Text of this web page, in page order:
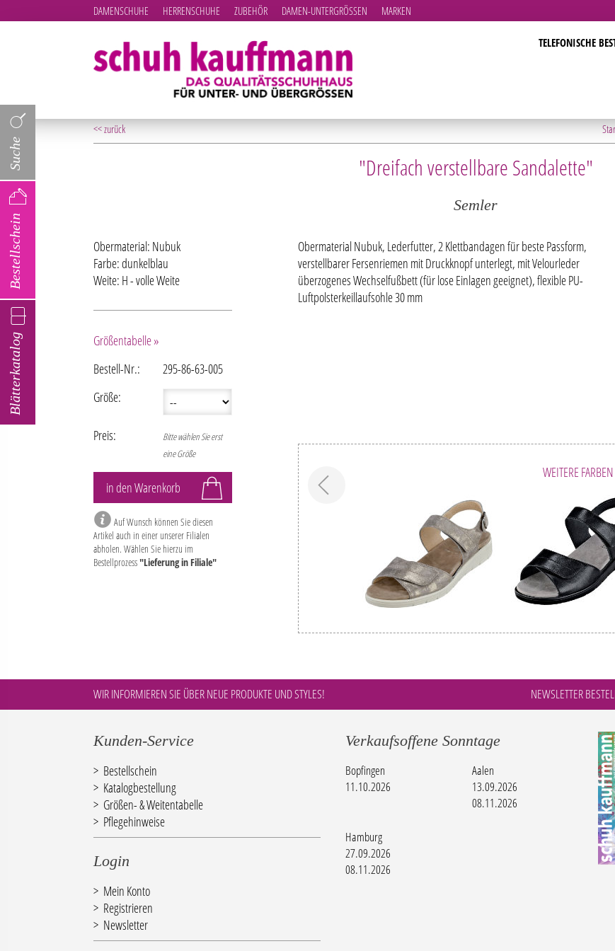
Blätterkatalog
Bestellschein
Suche
DAMENSCHUHE HERRENSCHUHE ZUBEHÖR DAMEN-UNTERGRÖSSEN
MARKEN
TELEFONISCHE
<< zurück
"Dreifach verstellbare Sandalette"
Semler
Obermaterial Nubuk, Lederfutter, 2 Klettbandagen für beste Passform,
verstellbarer Fersenriemen mit Druckknopf unterlegt, mit Velourleder
überzogenes Wechselfußbett (für lose Einlagen geeignet), flexible PU-
Luftpolsterkeillaufsohle 30 mm
WEITERE FARBEN
Obermaterial: Nubuk
Farbe: dunkelblau
Weite: H - volle Weite
Größentabelle »
Bestell-Nr.:
295-86-63-005
Größe:
Preis:
Bitte wählen Sie erst
eine Größe
Auf Wunsch können Sie diesen
Artikel auch in einer unserer Filialen
abholen. Wählen Sie hierzu im
Bestellprozess"Lieferung in Filiale"
WIR INFORMIEREN SIE ÜBER NEUE PRODUKTE UND STYLES! NEWSLETTER
Kunden-Service
Bestellschein
Katalogbestellung
Größen- & Weitentabelle
Pflegehinweise
Login
Mein Konto
Registrieren
Newsletter
Verkaufsoffene Sonntage
Bopfingen
11.10.2026
Aalen
13.09.2026
08.11.2026
Hamburg
27.09.2026
08.11.2026